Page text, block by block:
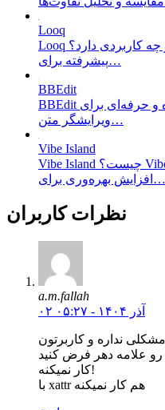
Looq
Looq چیست و چه کاربردی دارد؟ Looq یک ابزار پیش‌نمایش
پیشرفته برای…
BBEdit
BBEdit یک نرم افزار فوق‌العاده و حرفه‌ای برای HTML و
ویرایشگر متن…
Vibe Island
Vibe Island چیست؟ Vibe Island یکی از برنامه‌های کاربردی
افزایش بهره‌وری برای…
نظرات کاربران
a.m.fallah
۰۲ آذر ۱۴۰۴ - ۰۵:۲۷
نداره و کاربرتون
کار نمیکنه!
با xattr هم کار نمیکنه